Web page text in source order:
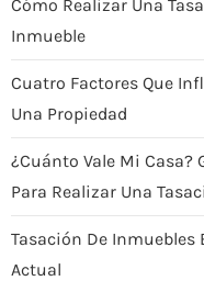
Cómo Realizar Una
Inmueble
Cuatro Factores Que
Una Propiedad
¿Cuánto Vale Mi Casa?
Para Realizar Una
Tasación De Inmuebles
Actual